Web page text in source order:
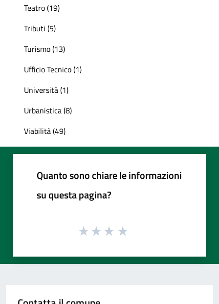
Teatro (19)
Tributi (5)
Turismo (13)
Ufficio Tecnico (1)
Università (1)
Urbanistica (8)
Viabilità (49)
Quanto sono chiare le informazioni
su questa pagina?